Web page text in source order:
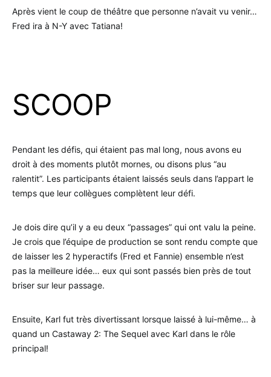
Après vient le coup de théâtre que personne n’avait vu venir…
Fred ira à N-Y avec Tatiana!
SCOOP
Pendant les défis, qui étaient pas mal long, nous avons eu
droit à des moments plutôt mornes, ou disons plus “au
ralentit”. Les participants étaient laissés seuls dans l’appart le
temps que leur collègues complètent leur défi.
Je dois dire qu’il y a eu deux “passages” qui ont valu la peine.
Je crois que l’équipe de production se sont rendu compte que
de laisser les 2 hyperactifs (Fred et Fannie) ensemble n’est
pas la meilleure idée… eux qui sont passés bien près de tout
briser sur leur passage.
Ensuite, Karl fut très divertissant lorsque laissé à lui-même… à
quand un Castaway 2: The Sequel avec Karl dans le rôle
principal!